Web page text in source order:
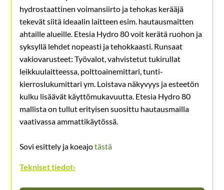
hydrostaattinen voimansiirto ja tehokas kerääjä
tekevät siitä ideaalin laitteen esim. hautausmaitten
ahtaille alueille. Etesia Hydro 80 voit kerätä ruohon ja
syksyllä lehdet nopeasti ja tehokkaasti. Runsaat
vakiovarusteet: Työvalot, vahvistetut tukirullat
leikkuulaitteessa, polttoainemittari, tunti-
kierroslukumittari ym. Loistava näkyvyys ja esteetön
kulku lisäävät käyttömukavuutta. Etesia Hydro 80
mallista on tullut erityisen suosittu hautausmailla
vaativassa ammattikäytössä.
Sovi esittely ja koeajotästä
Tekniset tiedot›